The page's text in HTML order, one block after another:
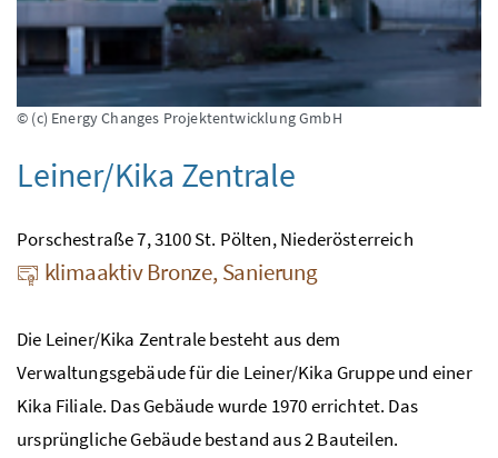
© (c) Energy Changes Projektentwicklung GmbH
Leiner/Kika Zentrale
Porschestraße 7, 3100 St. Pölten, Niederösterreich
klimaaktiv Bronze, Sanierung
Die Leiner/Kika Zentrale besteht aus dem
Verwaltungsgebäude für die Leiner/Kika Gruppe und einer
Kika Filiale. Das Gebäude wurde 1970 errichtet. Das
ursprüngliche Gebäude bestand aus 2 Bauteilen.